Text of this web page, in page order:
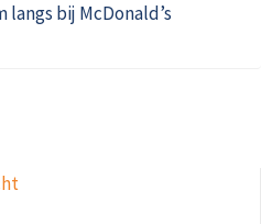
langs bij McDonald’s